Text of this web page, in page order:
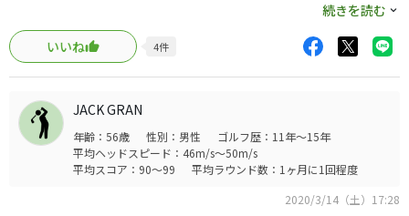
俺は後者だ。
初心者のあなた、悪いこと言わない。
ゼクシオ7にしなさい。あれはいいクラブだ。
だが、お前が、ドライバーが真っ直ぐ飛ばないで悩んでい
るハンデ15ぐらいのバブル世代なら、俺の話しは参考にな
るかもしれない。
俺はヘッドスピードは頑張っても42、多分コースでは40く
続きを読む
いいね
4件
JACK GRAN
年齢：56歳 性別：男性
ゴルフ歴：11年～15年
平均ヘッドスピード：46m/s～50m/s
平均スコア：90～99
平均ラウンド数：1ヶ月に1回程度
2020/3/14（土）17:28